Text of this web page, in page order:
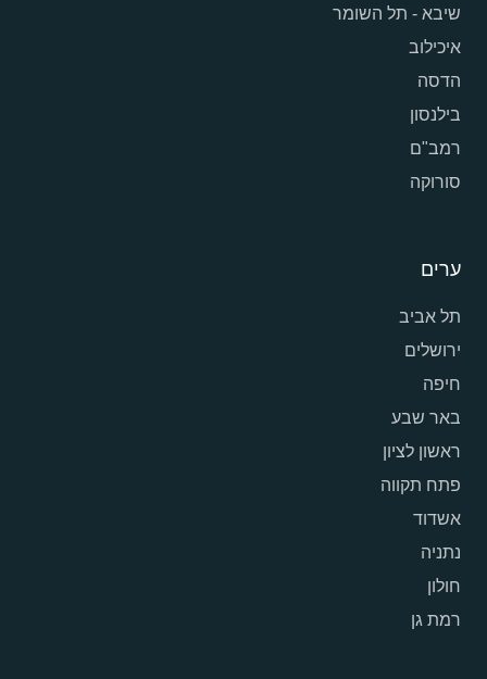
שיבא - תל השומר
איכילוב
הדסה
בילנסון
רמב"ם
סורוקה
ערים
תל אביב
ירושלים
חיפה
באר שבע
ראשון לציון
פתח תקווה
אשדוד
נתניה
חולון
רמת גן